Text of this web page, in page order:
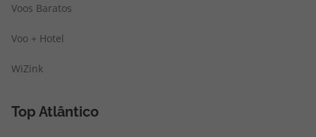
Voos Baratos
Voo + Hotel
WiZink
Top Atlântico